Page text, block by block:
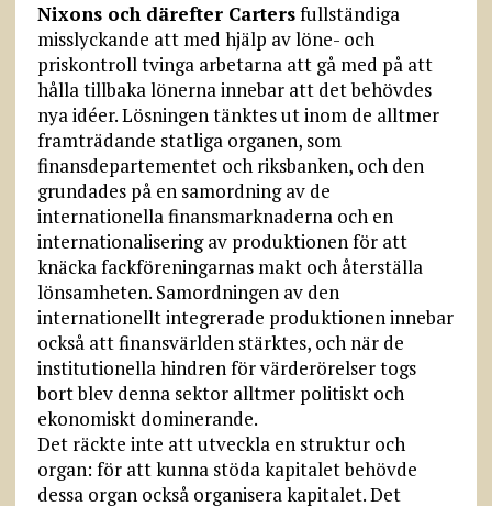
Nixons och därefter Cartersfullständiga
misslyckande att med hjälp av löne- och
priskontroll tvinga arbetarna att gå med på att
hålla tillbaka lönerna innebar att det behövdes
nya idéer. Lösningen tänktes ut inom de alltmer
framträdande statliga organen, som
finansdepartementet och riksbanken, och den
grundades på en samordning av de
internationella finansmarknaderna och en
internationalisering av produktionen för att
knäcka fackföreningarnas makt och återställa
lönsamheten. Samordningen av den
internationellt integrerade produktionen innebar
också att finansvärlden stärktes, och när de
institutionella hindren för värderörelser togs
bort blev denna sektor alltmer politiskt och
ekonomiskt dominerande.
Det räckte inte att utveckla en struktur och
organ: för att kunna stöda kapitalet behövde
dessa organ också organisera kapitalet. Det